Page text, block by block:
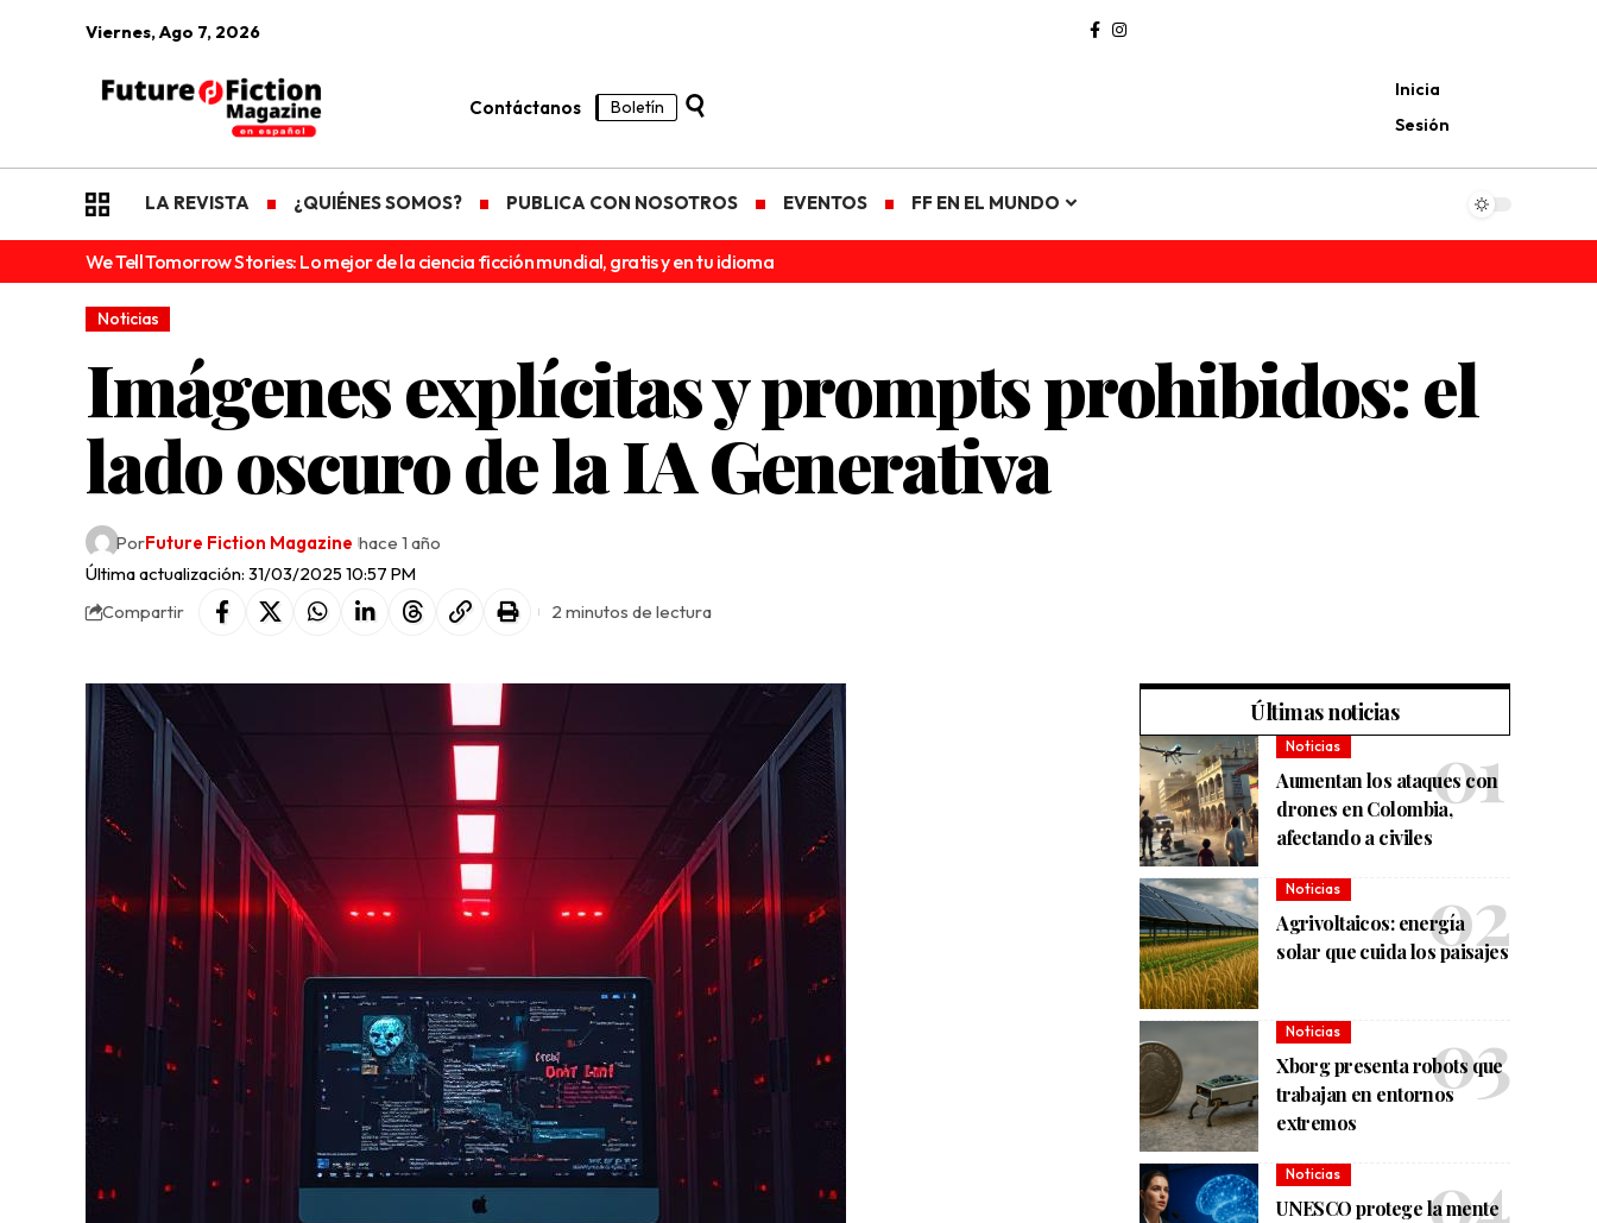
Viernes, Ago 7, 2026
Contáctanos Boletín
Inicia
Sesión
LA REVISTA ¿QUIÉNES SOMOS? PUBLICA CON NOSOTROS EVENTOS FF EN EL MUNDO
We Tell Tomorrow Stories: Lo mejor de la ciencia ficción mundial, gratis y en tu idioma
Noticias
Imágenes explícitas y prompts prohibidos: el
lado oscuro de la IA Generativa
Última actualización: 31/03/2025 10:57 PM
PorFuture Fiction Magazine hace 1 año
Compartir 2 minutos de lectura
Últimas noticias
Noticias
Aumentan los ataques con
drones en Colombia,
afectando a civiles
Noticias
Agrivoltaicos: energía
solar que cuida los paisajes
Noticias
Xborg presenta robots que
trabajan en entornos
extremos
Noticias
UNESCO protege la mente